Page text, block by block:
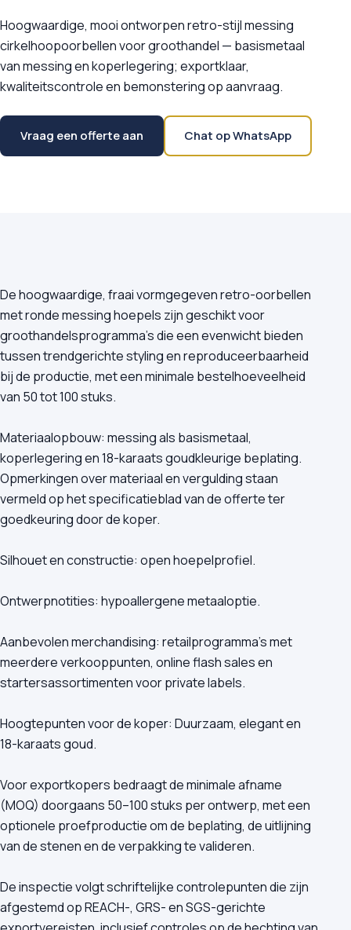
Hoogwaardige, mooi ontworpen retro-stijl messing
cirkelhoopoorbellen voor groothandel — basismetaal
van messing en koperlegering; exportklaar,
kwaliteitscontrole en bemonstering op aanvraag.
Vraag een offerte aan Chat op WhatsApp
De hoogwaardige, fraai vormgegeven retro-oorbellen
met ronde messing hoepels zijn geschikt voor
groothandelsprogramma’s die een evenwicht bieden
tussen trendgerichte styling en reproduceerbaarheid
bij de productie, met een minimale bestelhoeveelheid
van 50 tot 100 stuks.
Materiaalopbouw: messing als basismetaal,
koperlegering en 18-karaats goudkleurige beplating.
Opmerkingen over materiaal en vergulding staan
vermeld op het specificatieblad van de offerte ter
goedkeuring door de koper.
Silhouet en constructie: open hoepelprofiel.
Ontwerpnotities: hypoallergene metaaloptie.
Aanbevolen merchandising: retailprogramma's met
meerdere verkooppunten, online flash sales en
startersassortimenten voor private labels.
Hoogtepunten voor de koper: Duurzaam, elegant en
18-karaats goud.
Voor exportkopers bedraagt de minimale afname
(MOQ) doorgaans 50–100 stuks per ontwerp, met een
optionele proefproductie om de beplating, de uitlijning
van de stenen en de verpakking te valideren.
De inspectie volgt schriftelijke controlepunten die zijn
afgestemd op REACH-, GRS- en SGS-gerichte